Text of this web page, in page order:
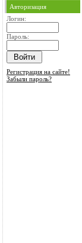
Авторизация
Логин:
Пароль:
Регистрация на сайте!
Забыли пароль?